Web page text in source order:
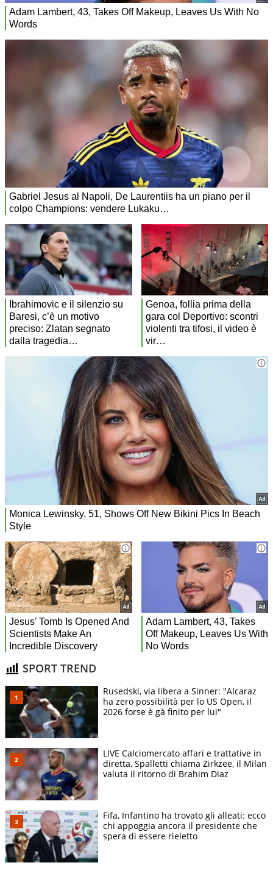
SPORT TREND
Rusedski, via libera a Sinner: "Alcaraz
ha zero possibilità per lo US Open, il
2026 forse è gà finito per lui"
LIVE Calciomercato affari e trattative in
diretta, Spalletti chiama Zirkzee, il Milan
valuta il ritorno di Brahim Diaz
Fifa, Infantino ha trovato gli alleati: ecco
chi appoggia ancora il presidente che
spera di essere rieletto